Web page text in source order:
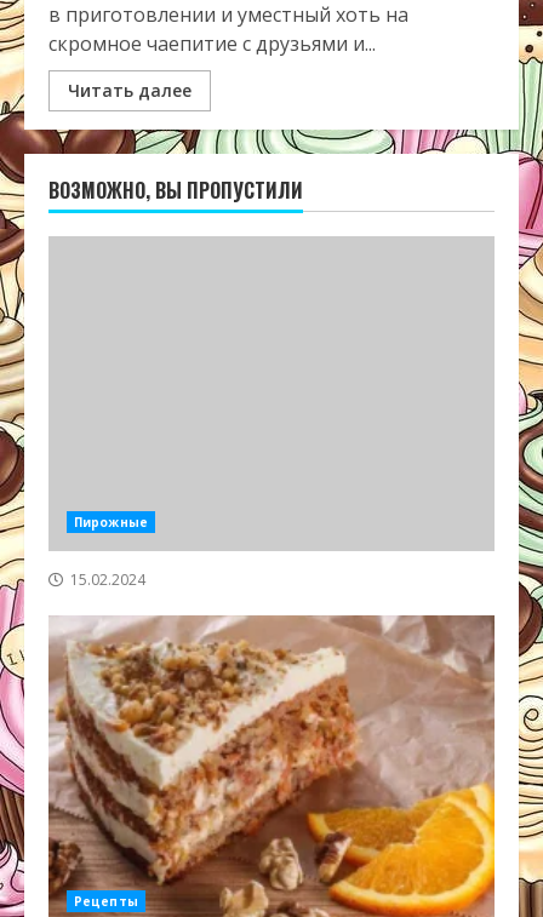
в приготовлении и уместный хоть на
скромное чаепитие с друзьями и...
Читать далее
ВОЗМОЖНО, ВЫ ПРОПУСТИЛИ
Пирожные
15.02.2024
Рецепты